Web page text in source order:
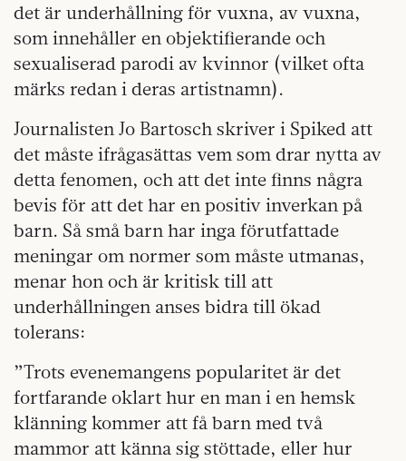
det är underhållning för vuxna, av vuxna,
som innehåller en objektifierande och
sexualiserad parodi av kvinnor (vilket ofta
märks redan i deras artistnamn).
Journalisten Jo Bartosch skriver i Spiked att
det måste ifrågasättas vem som drar nytta av
detta fenomen, och att det inte finns några
bevis för att det har en positiv inverkan på
barn. Så små barn har inga förutfattade
meningar om normer som måste utmanas,
menar hon och är kritisk till att
underhållningen anses bidra till ökad
tolerans:
”Trots evenemangens popularitet är det
fortfarande oklart hur en man i en hemsk
klänning kommer att få barn med två
mammor att känna sig stöttade, eller hur